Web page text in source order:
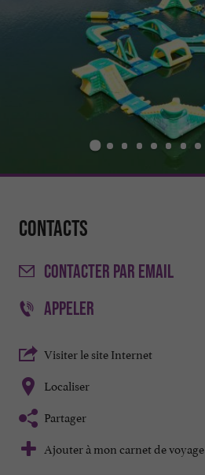
Contacts
CONTACTER PAR EMAIL
APPELER
Visiter le site Internet
Localiser
Partager
Ajouter à mon carnet de voyage